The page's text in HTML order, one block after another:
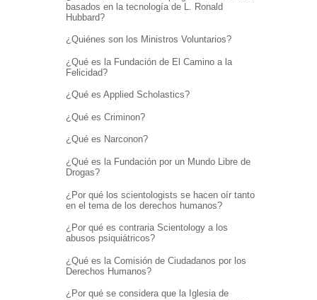
basados en la tecnología de L. Ronald
Hubbard?
¿Quiénes son los Ministros Voluntarios?
¿Qué es la Fundación de El Camino a la
Felicidad?
¿Qué es Applied Scholastics?
¿Qué es Criminon?
¿Qué es Narconon?
¿Qué es la Fundación por un Mundo Libre de
Drogas?
¿Por qué los scientologists se hacen oír tanto
en el tema de los derechos humanos?
¿Por qué es contraria Scientology a los
abusos psiquiátricos?
¿Qué es la Comisión de Ciudadanos por los
Derechos Humanos?
¿Por qué se considera que la Iglesia de